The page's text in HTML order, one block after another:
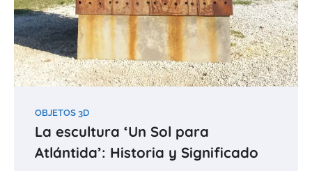
OBJETOS 3D
La escultura ‘Un Sol para
Atlántida’: Historia y Significado